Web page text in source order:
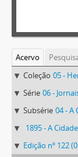
Acervo
Coleção 05 -
Série 06 -
Subsérie 04 - A
1895 - A
Edição nº 122